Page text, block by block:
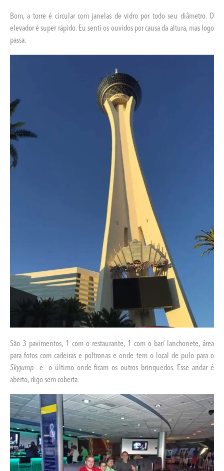
Bom, a torre é circular com janelas de vidro por todo seu diâmetro. O
elevador é super rápido. Eu senti os ouvidos por causa da altura, mas logo
passa.
São 3 pavimentos, 1 com o restaurante, 1 com o bar/ lanchonete, área
para fotos com cadeiras e poltronas e onde tem o local de pulo para o
Skyjump e o último onde ficam os outros brinquedos. Esse andar é
aberto, digo sem coberta.